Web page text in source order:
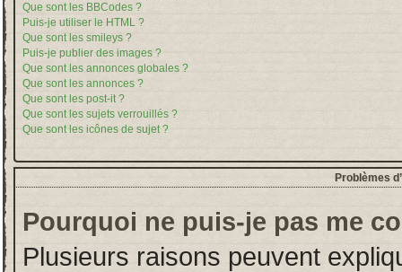
Que sont les BBCodes ?
Puis-je utiliser le HTML ?
Que sont les smileys ?
Puis-je publier des images ?
Que sont les annonces globales ?
Que sont les annonces ?
Que sont les post-it ?
Que sont les sujets verrouillés ?
Que sont les icônes de sujet ?
Problèmes
Pourquoi ne puis-je pas me
Plusieurs raisons peuvent